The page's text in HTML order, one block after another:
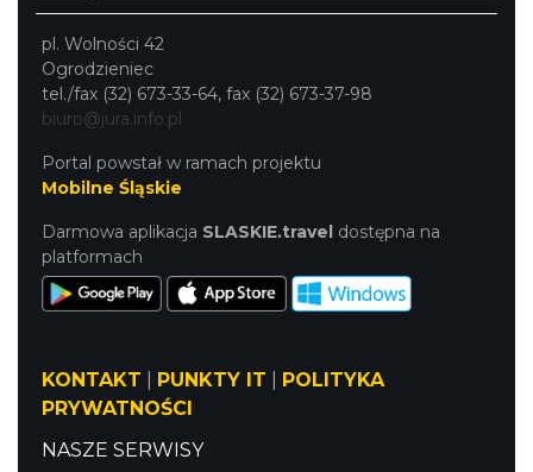
pl. Wolności 42
Ogrodzieniec
tel./fax (32) 673-33-64, fax (32) 673-37-98
biuro@jura.info.pl
Portal powstał w ramach projektu
Mobilne Śląskie
Darmowa aplikacja SLASKIE.travel dostępna na
platformach
KONTAKT PUNKTY IT
POLITYKA
PRYWATNOŚCI
NASZE SERWISY